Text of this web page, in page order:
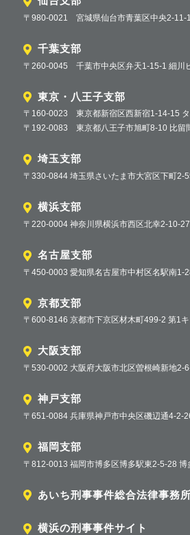
〒980-0021 宮城県仙台市青葉区中央2-11-
千葉支部
〒260-0045 千葉市中央区弁天1-15-1 細川
東京・八王子支部
〒160-0023 東京都新宿区西新宿1-14-15
〒192-0083 東京都八王子市旭町8-10 比留
埼玉支部
〒330-0844 埼玉県さいたま市大宮区下町2-
横浜支部
〒220-0004 神奈川県横浜市西区北幸2-10-
名古屋支部
〒450-0003 愛知県名古屋市中村区名駅南1-
京都支部
〒600-8146 京都市下京区材木町499-2 第1
大阪支部
〒530-0002 大阪府大阪市北区曽根崎新地2-
神戸支部
〒651-0084 兵庫県神戸市中央区磯辺通4-2-
福岡支部
〒812-0013 福岡市博多区博多駅東2-5-28
あいち刑事事件総合法律事務所
横浜の刑事事件サイト